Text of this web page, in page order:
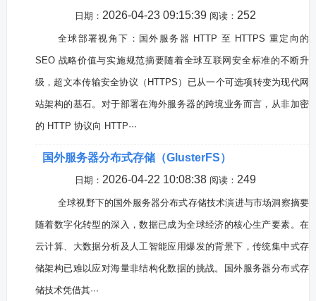
日期： 2026-04-23 09:15:39 阅读： 252
全球部署视角下：国外服务器 HTTP 至 HTTPS 重定向的
SEO 战略价值与实施规范摘要随着全球互联网安全标准的不断升
级，超文本传输安全协议（HTTPS）已从一个可选项转变为现代网
站架构的基石。对于部署在海外服务器的跨境业务而言，从非加密
的 HTTP 协议向 HTTP···
国外服务器分布式存储（GlusterFS）
日期： 2026-04-22 10:08:38 阅读： 249
全球视野下的国外服务器分布式存储技术演进与市场洞察摘要
随着数字化转型的深入，数据已成为全球经济的核心生产要素。在
云计算、大数据分析及人工智能应用爆发的背景下，传统集中式存
储架构已难以应对海量非结构化数据的挑战。国外服务器分布式存
储技术凭借其···